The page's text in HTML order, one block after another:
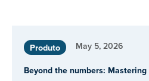
Produto May 5, 2026
Beyond the numbers: Mastering